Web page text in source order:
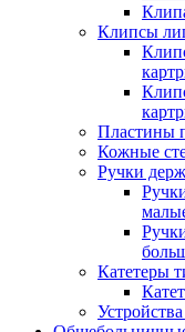
Клипсы
Пластины
Кожные
Ручки
Катетеры